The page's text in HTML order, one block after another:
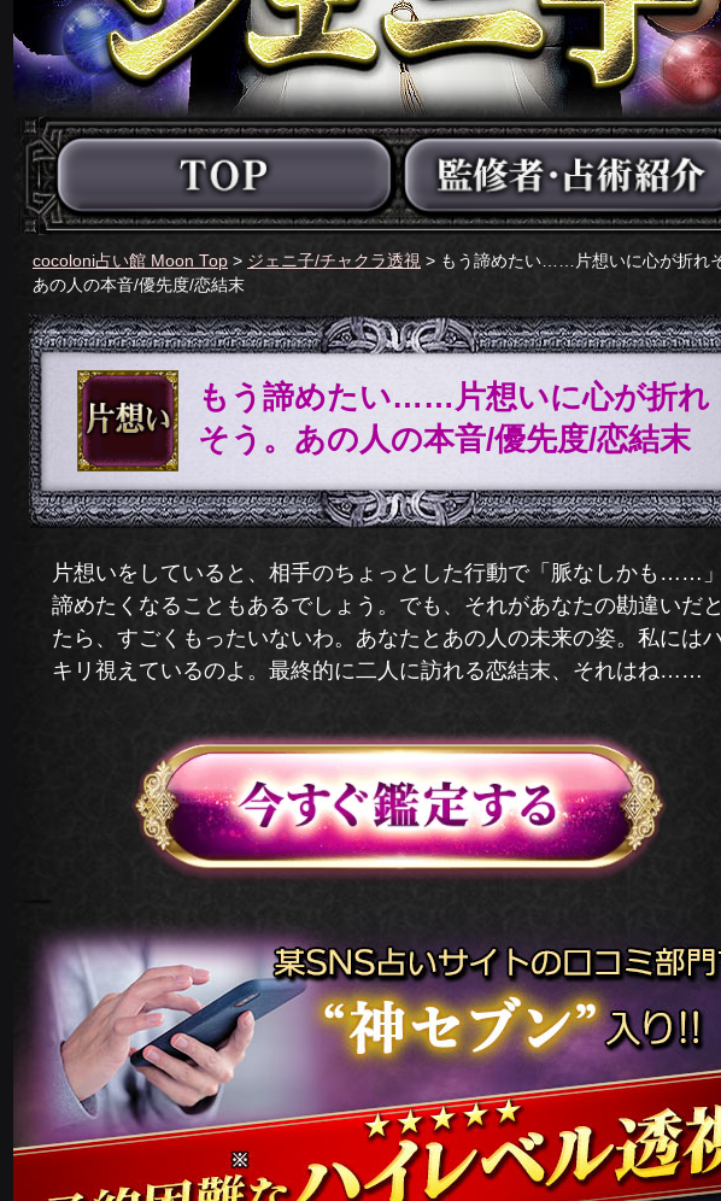
cocoloni占い館 Moon Top > ジェニ子/チャクラ透視 > もう諦めたい……片想いに心が折れそ
あの人の本音/優先度/恋結末
もう諦めたい……片想いに心が折れ
そう。あの人の本音/優先度/恋結末
片想いをしていると、相手のちょっとした行動で「脈なしかも……
諦めたくなることもあるでしょう。でも、それがあなたの勘違いだ
たら、すごくもったいないわ。あなたとあの人の未来の姿。私には
キリ視えているのよ。最終的に二人に訪れる恋結末、それはね……